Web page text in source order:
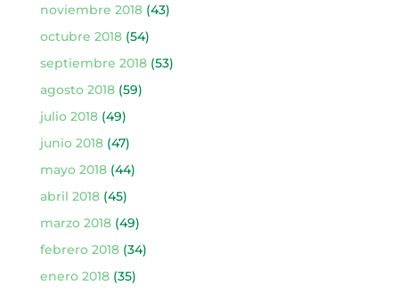
noviembre 2018(43)
octubre 2018(54)
septiembre 2018(53)
agosto 2018(59)
julio 2018(49)
junio 2018(47)
mayo 2018(44)
abril 2018(45)
marzo 2018(49)
febrero 2018(34)
enero 2018(35)